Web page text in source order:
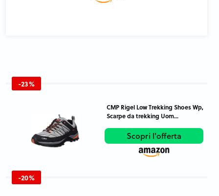
-23%
CMP Rigel Low Trekking Shoes Wp,
Scarpe da trekking Uom...
Scopri l'offerta
-20%